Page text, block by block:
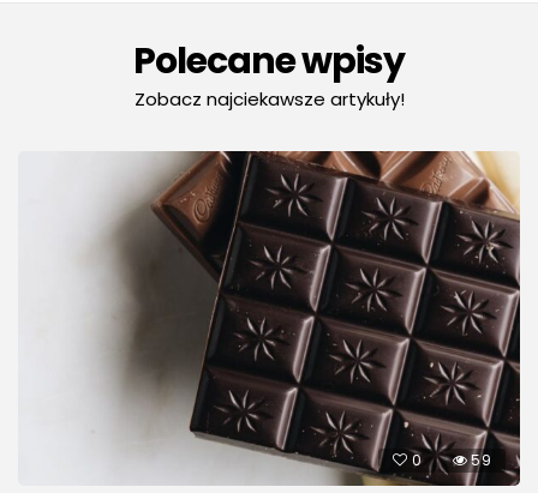
Polecane wpisy
Zobacz najciekawsze artykuły!
0 59